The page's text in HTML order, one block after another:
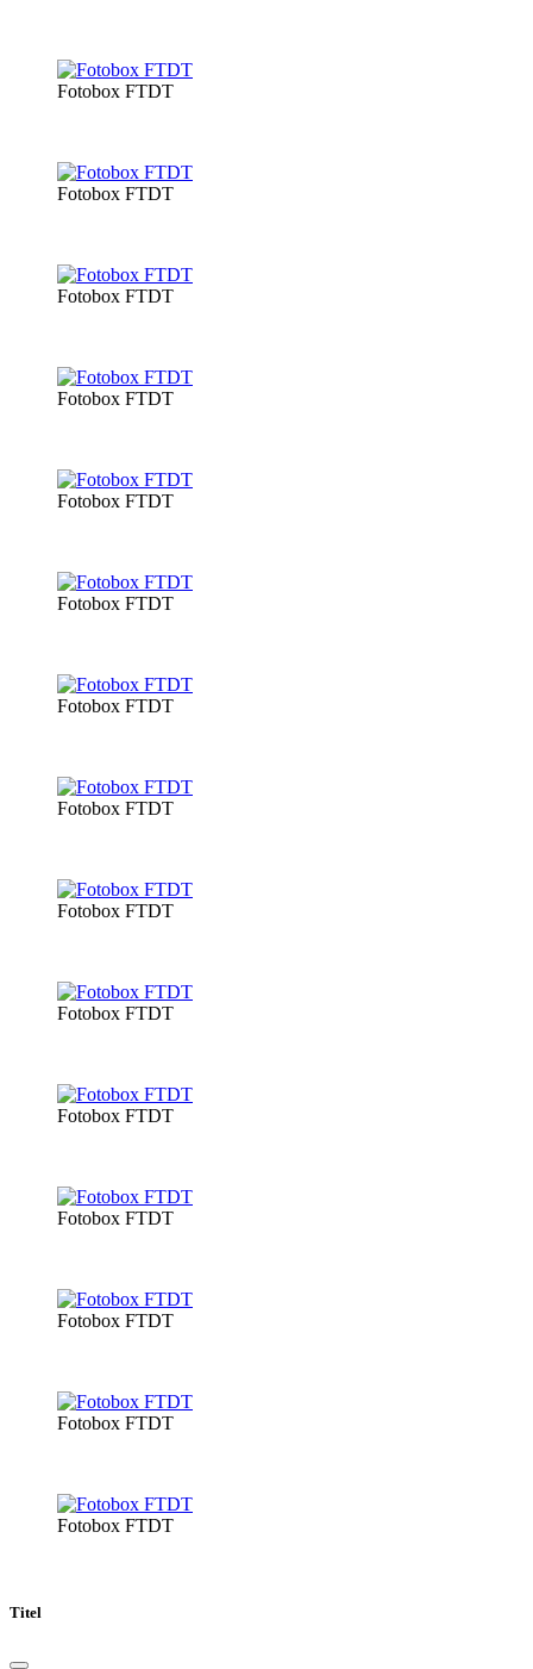
Fotobox FTDT
Fotobox FTDT
Fotobox FTDT
Fotobox FTDT
Fotobox FTDT
Fotobox FTDT
Fotobox FTDT
Fotobox FTDT
Fotobox FTDT
Fotobox FTDT
Fotobox FTDT
Fotobox FTDT
Fotobox FTDT
Fotobox FTDT
Fotobox FTDT
Titel